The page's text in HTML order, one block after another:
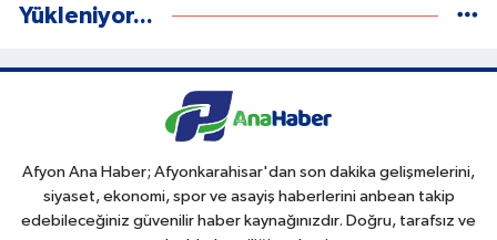
Yükleniyor...
Afyon Ana Haber; Afyonkarahisar'dan son dakika gelişmelerini,
siyaset, ekonomi, spor ve asayiş haberlerini anbean takip
edebileceğiniz güvenilir haber kaynağınızdır. Doğru, tarafsız ve